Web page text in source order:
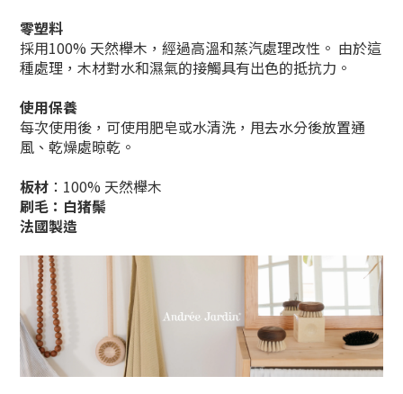
零塑料
採用100% 天然櫸木，經過高溫和蒸汽處理改性。 由於這
種處理，木材對水和濕氣的接觸具有出色的抵抗力。
使用保養
每次使用後，可使用肥皂或水清洗，甩去水分後放置通
風、乾燥處晾乾。
板材 ：100% 天然櫸木
刷毛：白猪鬃
法國製造